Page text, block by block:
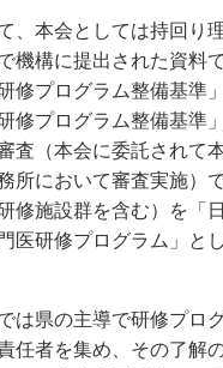
、本会としては持回り
機構に提出された資料
修プログラム整備基準
修プログラム整備基準
査（本会に委託されて
所において審査実施）
修施設群を含む）を「
医研修プログラム」と
は県の主導で研修プロ
任者を集め、その了解